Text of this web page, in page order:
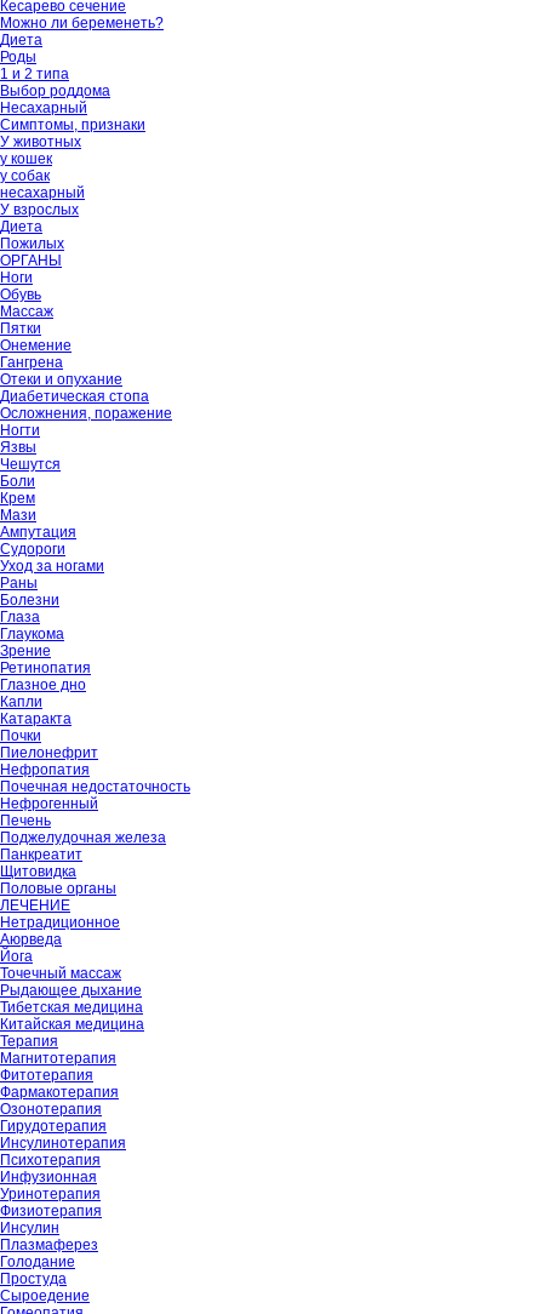
Кесарево сечение
Можно ли беременеть?
Диета
Роды
1 и 2 типа
Выбор роддома
Несахарный
Симптомы, признаки
У животных
у кошек
у собак
несахарный
У взрослых
Диета
Пожилых
ОРГАНЫ
Ноги
Обувь
Массаж
Пятки
Онемение
Гангрена
Отеки и опухание
Диабетическая стопа
Осложнения, поражение
Ногти
Язвы
Чешутся
Боли
Крем
Мази
Ампутация
Судороги
Уход за ногами
Раны
Болезни
Глаза
Глаукома
Зрение
Ретинопатия
Глазное дно
Капли
Катаракта
Почки
Пиелонефрит
Нефропатия
Почечная недостаточность
Нефрогенный
Печень
Поджелудочная железа
Панкреатит
Щитовидка
Половые органы
ЛЕЧЕНИЕ
Нетрадиционное
Аюрведа
Йога
Точечный массаж
Рыдающее дыхание
Тибетская медицина
Китайская медицина
Терапия
Магнитотерапия
Фитотерапия
Фармакотерапия
Озонотерапия
Гирудотерапия
Инсулинотерапия
Психотерапия
Инфузионная
Уринотерапия
Физиотерапия
Инсулин
Плазмаферез
Голодание
Простуда
Сыроедение